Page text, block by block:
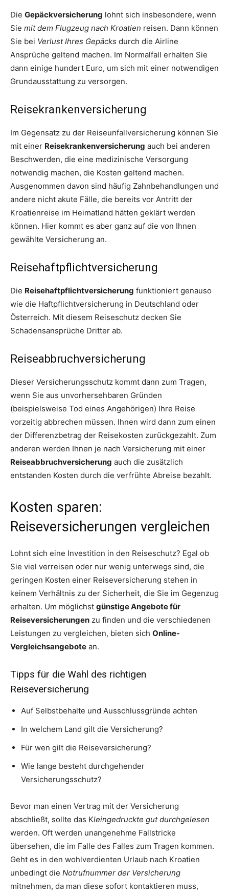
Die Gepäckversicherung lohnt sich insbesondere, wenn
Sie mit dem Flugzeug nach Kroatien reisen. Dann können
Sie bei Verlust Ihres Gepäcks durch die Airline
Ansprüche geltend machen. Im Normalfall erhalten Sie
dann einige hundert Euro, um sich mit einer notwendigen
Grundausstattung zu versorgen.
Reisekrankenversicherung
Im Gegensatz zu der Reiseunfallversicherung können Sie
mit einer Reisekrankenversicherung auch bei anderen
Beschwerden, die eine medizinische Versorgung
notwendig machen, die Kosten geltend machen.
Ausgenommen davon sind häufig Zahnbehandlungen und
andere nicht akute Fälle, die bereits vor Antritt der
Kroatienreise im Heimatland hätten geklärt werden
können. Hier kommt es aber ganz auf die von Ihnen
gewählte Versicherung an.
Reisehaftpflichtversicherung
Die Reisehaftpflichtversicherung funktioniert genauso
wie die Haftpflichtversicherung in Deutschland oder
Österreich. Mit diesem Reiseschutz decken Sie
Schadensansprüche Dritter ab.
Reiseabbruchversicherung
Dieser Versicherungsschutz kommt dann zum Tragen,
wenn Sie aus unvorhersehbaren Gründen
(beispielsweise Tod eines Angehörigen) Ihre Reise
vorzeitig abbrechen müssen. Ihnen wird dann zum einen
der Differenzbetrag der Reisekosten zurückgezahlt. Zum
anderen werden Ihnen je nach Versicherung mit einer
Reiseabbruchversicherung auch die zusätzlich
entstanden Kosten durch die verfrühte Abreise bezahlt.
Kosten sparen:
Reiseversicherungen vergleichen
Lohnt sich eine Investition in den Reiseschutz? Egal ob
Sie viel verreisen oder nur wenig unterwegs sind, die
geringen Kosten einer Reiseversicherung stehen in
keinem Verhältnis zu der Sicherheit, die Sie im Gegenzug
erhalten. Um möglichst günstige Angebote für
Reiseversicherungen zu finden und die verschiedenen
Leistungen zu vergleichen, bieten sich Online-
Vergleichsangebote an.
Tipps für die Wahl des richtigen
Reiseversicherung
Auf Selbstbehalte und Ausschlussgründe achten
In welchem Land gilt die Versicherung?
Für wen gilt die Reiseversicherung?
Wie lange besteht durchgehender
Versicherungsschutz?
Bevor man einen Vertrag mit der Versicherung
abschließt, sollte das Kleingedruckte gut durchgelesen
werden. Oft werden unangenehme Fallstricke
übersehen, die im Falle des Falles zum Tragen kommen.
Geht es in den wohlverdienten Urlaub nach Kroatien
unbedingt die Notrufnummer der Versicherung
mitnehmen, da man diese sofort kontaktieren muss,